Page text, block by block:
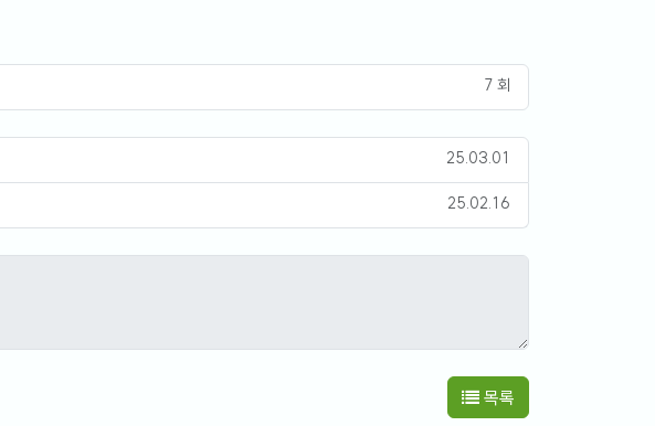
7 회
25.03.01
25.02.16
목록